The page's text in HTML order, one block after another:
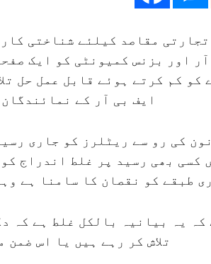
مقاصد کیلئے شناختی
اور بزنس کمیونٹی کو ایک
کم کرتے ہوئے قابل عمل حل
ایف بی آر کے
والے ایک قانون کی رو سے ریٹلرز
بھی رسید پر غلط اندراج
طبقے کو نقصان کا سامنا ہے
یہ بیانیہ بالکل غلط ہے کہ
تلاش کر رہے ہیں یا اس